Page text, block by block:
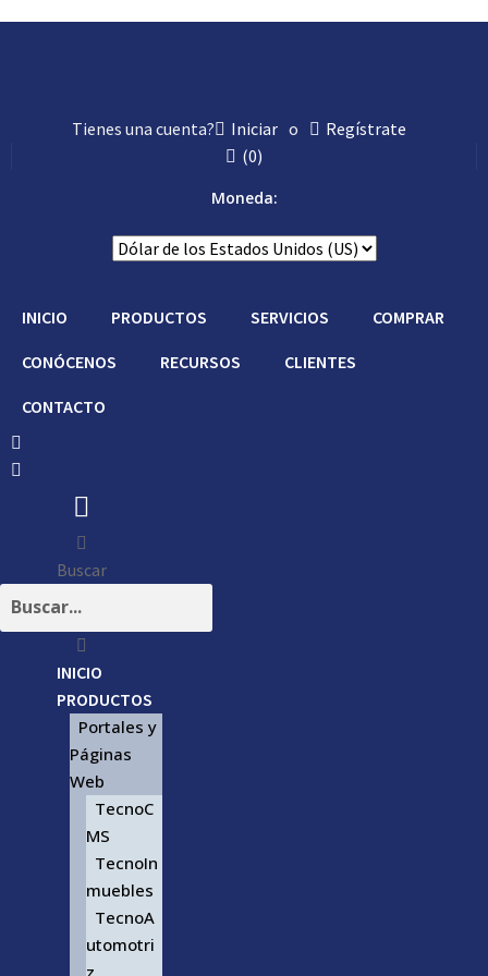
Tienes una cuenta? Iniciar o
Regístrate
(0)
Moneda:
INICIO PRODUCTOS SERVICIOS COMPRAR
CONÓCENOS RECURSOS CLIENTES
CONTACTO
Buscar
INICIO
PRODUCTOS
Portales y
Páginas
Web
TecnoC
MS
TecnoIn
muebles
TecnoA
utomotri